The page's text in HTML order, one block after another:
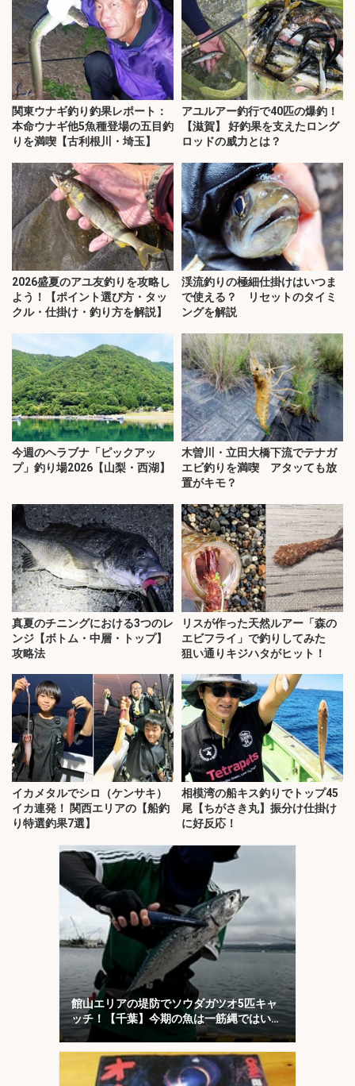
関東ウナギ釣り釣果レポート：
本命ウナギ他5魚種登場の五目釣
りを満喫【古利根川・埼玉】
アユルアー釣行で40匹の爆釣！
【滋賀】 好釣果を支えたロング
ロッドの威力とは？
2026盛夏のアユ友釣りを攻略し
よう！【ポイント選び方・タッ
クル・仕掛け・釣り方を解説】
渓流釣りの極細仕掛けはいつま
で使える？ リセットのタイミ
ングを解説
今週のヘラブナ「ピックアッ
プ」釣り場2026【山梨・西湖】
木曽川・立田大橋下流でテナガ
エビ釣りを満喫 アタッても放
置がキモ？
真夏のチニングにおける3つのレ
ンジ【ボトム・中層・トップ】
攻略法
リスが作った天然ルアー「森の
エビフライ」で釣りしてみた
狙い通りキジハタがヒット！
イカメタルでシロ（ケンサキ）
イカ連発！ 関西エリアの【船釣
り特選釣果7選】
相模湾の船キス釣りでトップ45
尾【ちがさき丸】振分け仕掛け
に好反応！
館山エリアの堤防でソウダガツオ5匹キャ
ッチ！【千葉】今期の魚は一筋縄ではいか
ない？